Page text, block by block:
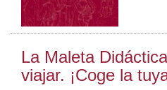
La Maleta
viajar. ¡Coge la